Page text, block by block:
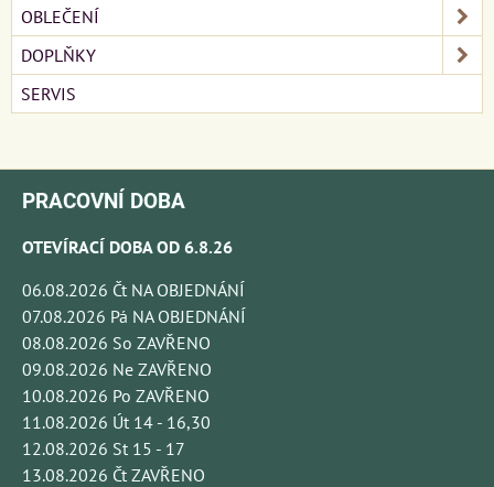
OBLEČENÍ
DOPLŇKY
SERVIS
PRACOVNÍ DOBA
OTEVÍRACÍ DOBA OD 6.8.26
06.08.2026 Čt NA OBJEDNÁNÍ
07.08.2026 Pá NA OBJEDNÁNÍ
08.08.2026 So ZAVŘENO
09.08.2026 Ne ZAVŘENO
10.08.2026 Po ZAVŘENO
11.08.2026 Út 14 - 16,30
12.08.2026 St 15 - 17
13.08.2026 Čt ZAVŘENO